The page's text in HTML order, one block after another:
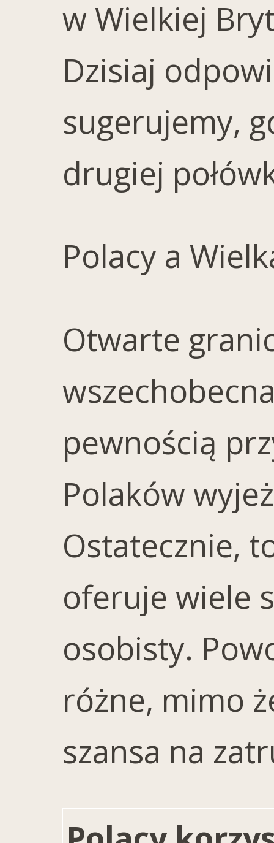
w Wielkiej
Dzisiaj
sugerujemy,
drugiej
Polacy a
Otwarte
pewnością
Polaków
Ostatecznie,
oferuje wiele
osobisty.
różne, mimo
szansa na